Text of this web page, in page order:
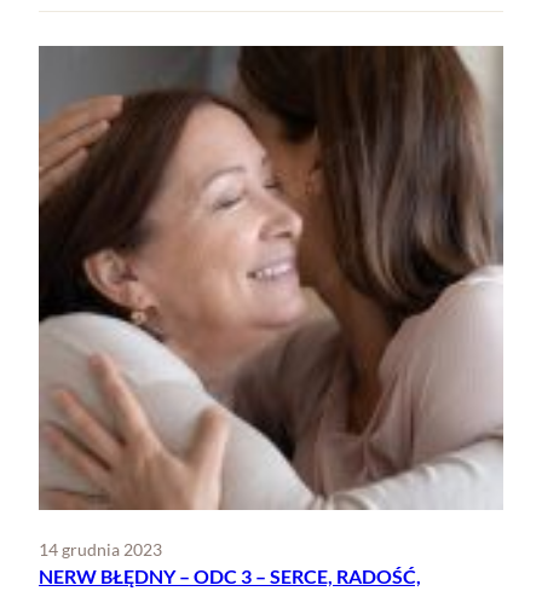
14 grudnia 2023
NERW BŁĘDNY – ODC 3 – SERCE, RADOŚĆ,